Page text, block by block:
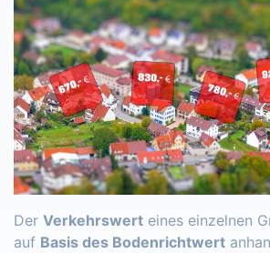
Der Verkehrswert eines einzelnen
auf Basis des Bodenrichtwert